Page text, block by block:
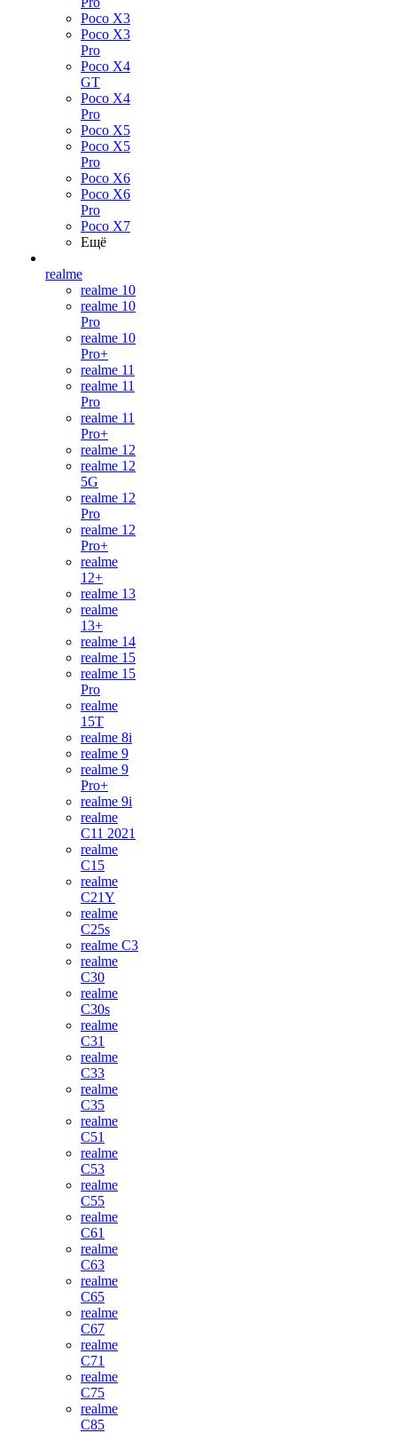
Poco X3
Poco X3
Pro
Poco X4
GT
Poco X4
Pro
Poco X5
Poco X5
Pro
Poco X6
Poco X6
Pro
Poco X7
Ещё
realme
realme 10
realme 10
Pro
realme 10
Pro+
realme 11
realme 11
Pro
realme 11
Pro+
realme 12
realme 12
5G
realme 12
Pro
realme 12
Pro+
realme
12+
realme 13
realme
13+
realme 14
realme 15
realme 15
Pro
realme
15T
realme 8i
realme 9
realme 9
Pro+
realme 9i
realme
C11 2021
realme
C15
realme
C21Y
realme
C25s
realme C3
realme
C30
realme
C30s
realme
C31
realme
C33
realme
C35
realme
C51
realme
C53
realme
C55
realme
C61
realme
C63
realme
C65
realme
C67
realme
C71
realme
C75
realme
C85